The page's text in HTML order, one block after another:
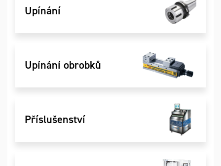
Upínání
Upínání obrobků
Příslušenství